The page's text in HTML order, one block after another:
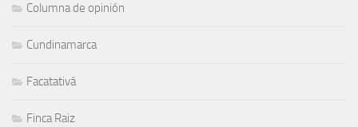
Columna de opinión
Cundinamarca
Facatativá
Finca Raiz